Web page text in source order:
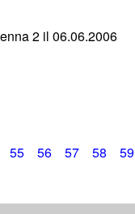
2 il 06.06.2006
55 56 57 58 59